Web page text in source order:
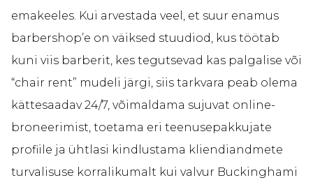
emakeeles. Kui arvestada veel, et suur enamus
barbershop’e on väiksed stuudiod, kus töötab
kuni viis barberit, kes tegutsevad kas palgalise või
“chair rent” mudeli järgi, siis tarkvara peab olema
kättesaadav 24/7, võimaldama sujuvat online-
broneerimist, toetama eri teenusepakkujate
profiile ja ühtlasi kindlustama kliendiandmete
turvalisuse korralikumalt kui valvur Buckinghami